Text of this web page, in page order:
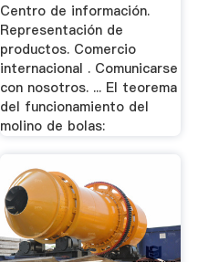
Centro de información.
Representación de
productos. Comercio
internacional . Comunicarse
con nosotros. ... El teorema
del funcionamiento del
molino de bolas: